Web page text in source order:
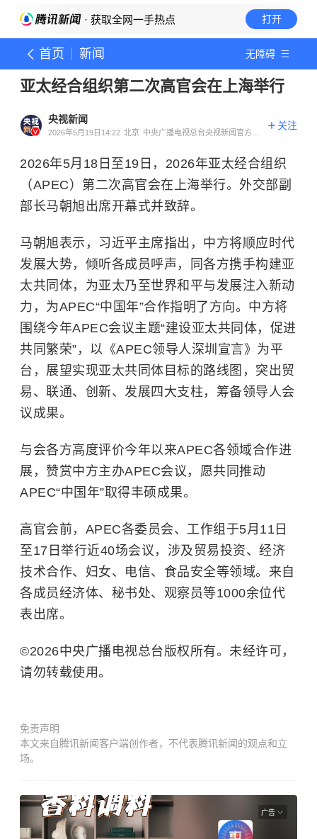
· 获取全网一手热点 打开
首页 新闻 无障碍
亚太经合组织第二次高官会在上海举行
央视新闻
2026年5月19日14:22 北京 中央广播电视总台央视新闻官方账
关注
2026年5月18日至19日，2026年亚太经合组织
（APEC）第二次高官会在上海举行。外交部副
部长马朝旭出席开幕式并致辞。
马朝旭表示，习近平主席指出，中方将顺应时代
发展大势，倾听各成员呼声，同各方携手构建亚
太共同体，为亚太乃至世界和平与发展注入新动
力，为APEC“中国年”合作指明了方向。中方将
围绕今年APEC会议主题“建设亚太共同体，促进
共同繁荣”，以《APEC领导人深圳宣言》为平
台，展望实现亚太共同体目标的路线图，突出贸
易、联通、创新、发展四大支柱，筹备领导人会
议成果。
与会各方高度评价今年以来APEC各领域合作进
展，赞赏中方主办APEC会议，愿共同推动
APEC“中国年”取得丰硕成果。
高官会前，APEC各委员会、工作组于5月11日
至17日举行近40场会议，涉及贸易投资、经济
技术合作、妇女、电信、食品安全等领域。来自
各成员经济体、秘书处、观察员等1000余位代
表出席。
©2026中央广播电视总台版权所有。未经许可，
请勿转载使用。
免责声明
本文来自腾讯新闻客户端创作者，不代表腾讯新闻的观点和立
场。
广告